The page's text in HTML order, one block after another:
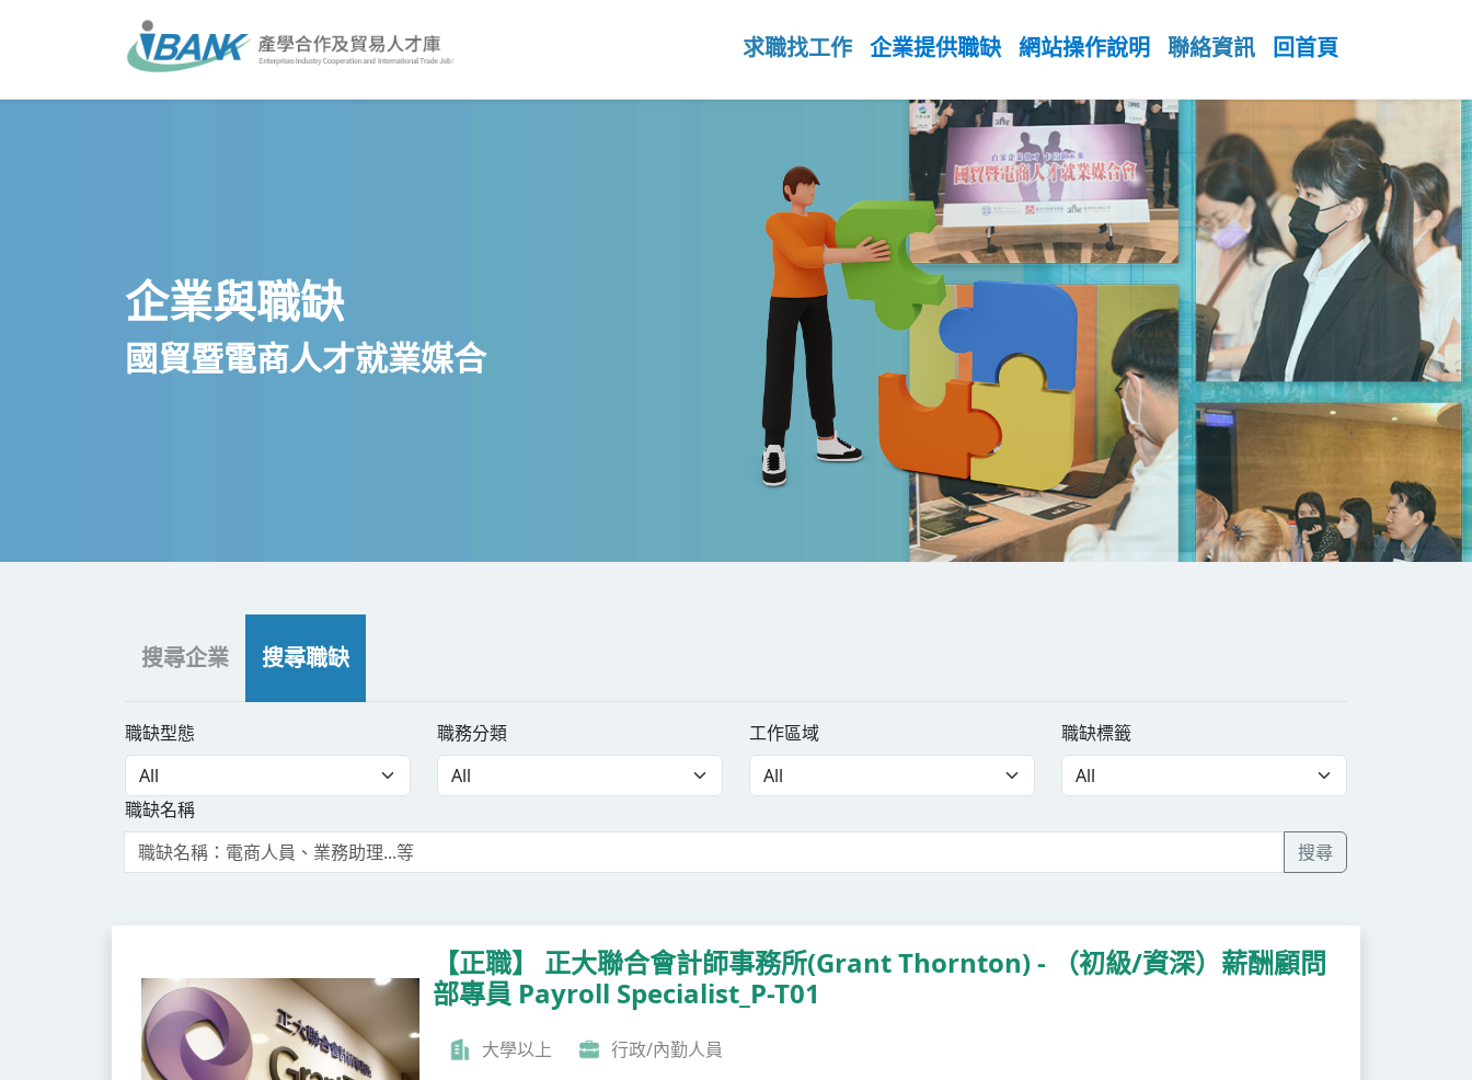
國貿暨電商人才就業媒合
求職找工作 企業提供職缺 網站操作說明 聯絡資訊 回首頁
企業與職缺
國貿暨電商人才就業媒合
搜尋企業 搜尋職缺
職缺型態 職務分類 工作區域 職缺標籤
職缺名稱
搜尋
【正職】 正大聯合會計師事務所(Grant Thornton) - （初級/資深）薪酬顧問
部專員 Payroll Specialist_P-T01
大學以上
行政/內勤人員